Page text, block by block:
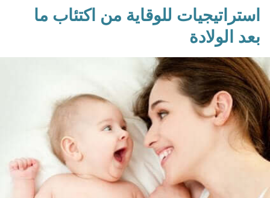
استراتيجيات للوقاية من اكتئاب ما
بعد الولادة